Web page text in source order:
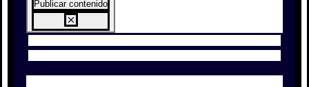
Publicar contenido